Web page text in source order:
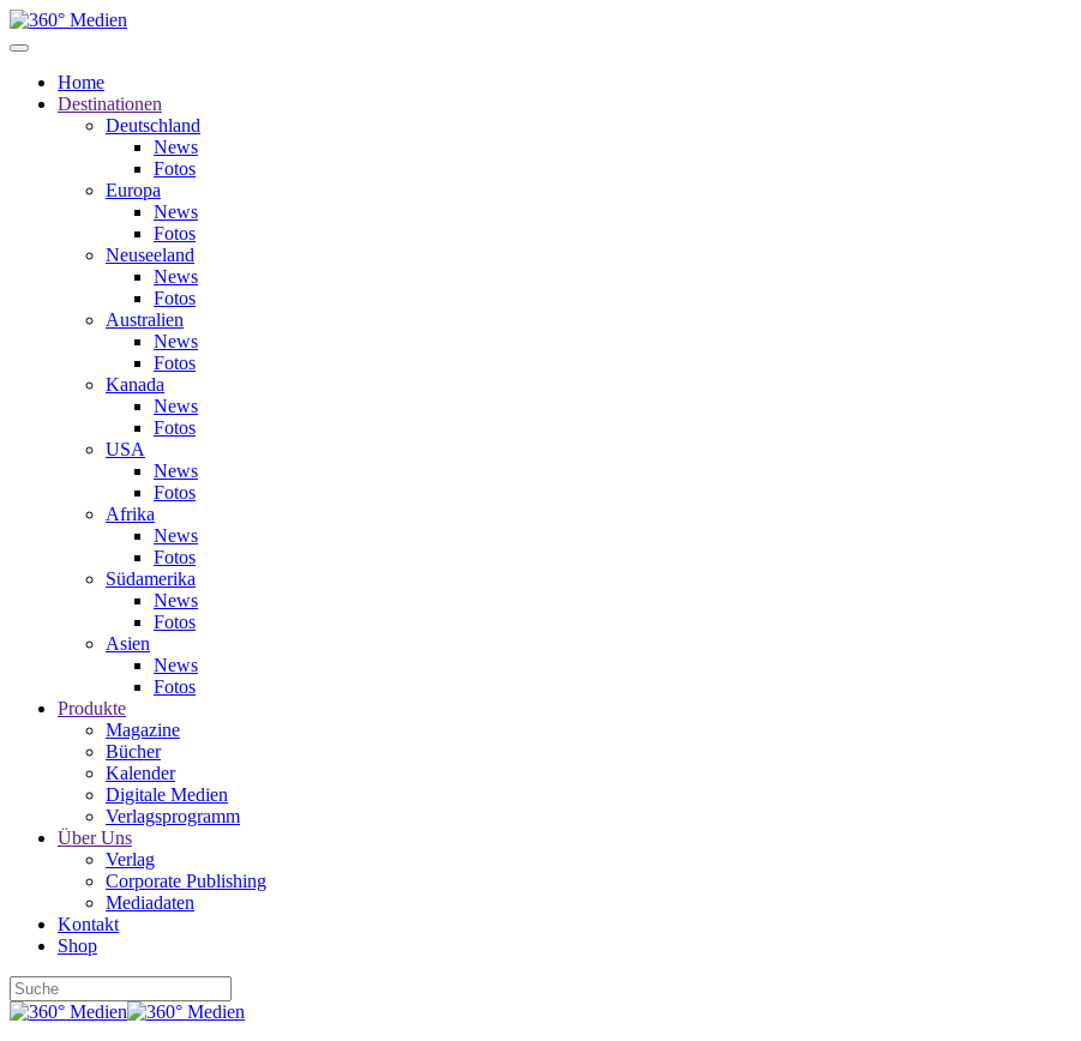
Home
Destinationen
Deutschland
News
Fotos
Europa
News
Fotos
Neuseeland
News
Fotos
Australien
News
Fotos
Kanada
News
Fotos
USA
News
Fotos
Afrika
News
Fotos
Südamerika
News
Fotos
Asien
News
Fotos
Produkte
Magazine
Bücher
Kalender
Digitale Medien
Verlagsprogramm
Über Uns
Verlag
Corporate Publishing
Mediadaten
Kontakt
Shop